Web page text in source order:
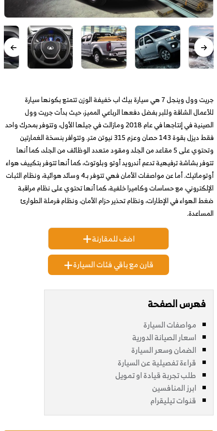
جريت وول وينجل 7 هي سيارة بيك اب خفيفة الوزن تتمتع بكونها سيارة
للأعمال الشاقة وللبر بفضل دفعها الرباعي المميز، حيث بدأت جريت وول
الصينية في إنتاجها في عام 2018 ومازالت في جيلها الأول، وتتوفر بمحرك واحد
فقط ديزل بقوة 143 حصان وعزم 315 نيوتن متر. وتتوافر بنسخة الغمارتين
وتحتوي على 5 مقاعد من الجلد ومقود متعدد الوظائف من الجلد، كما أنها
تتوفر بشاشة ترفيهية تدعم أندرويد أوتو وبلوتوث، كما أنها تتوفر بتكييف هواء
أوتوماتيك. أما عن مواصفات الأمان فهي تتوفر بـ4 وسائد هوائية، ونظام الثبات
الإلكتروني، مع حساسات وكاميرا خلفية، كما أنها تحتوي على نظام مراقبة
ضغط الهواء في الإطارات، ونظام تحذير حزام الأمان، ونظام فرملة الطوارئ
المساعدة.
اضف للمقارنة
قارن مع باقي فئات السيارة
فهرس الصفحة
مواصفات السيارة
اسعار الصيانة الدورية
الضمان وسعر السيارة
قراءة تفصيلية عن السيارة
طلب تجربة قيادة او تمويل
ابرز المنافسين
قنوات تيليقرام